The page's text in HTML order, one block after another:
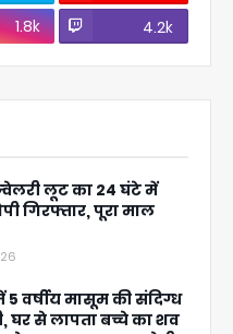
1.8k 4.2k
लूट का 24 घंटे में
गिरफ्तार, पूरा माल
वर्षीय मासूम की संदिग्ध
से लापता बच्चे का शव